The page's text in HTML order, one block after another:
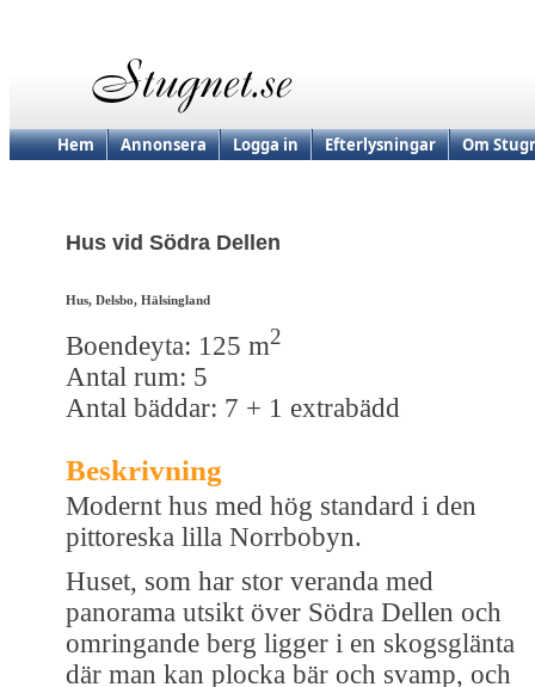
Hem Annonsera Logga in Efterlysningar Om
Hus vid Södra Dellen
Hus, Delsbo, Hälsingland
Boendeyta: 125 m2
Antal rum: 5
Antal bäddar: 7 + 1 extrabädd
Beskrivning
Modernt hus med hög standard i den
pittoreska lilla Norrbobyn.
Huset, som har stor veranda med
panorama utsikt över Södra Dellen och
omringande berg ligger i en skogsglänta
där man kan plocka bär och svamp, och